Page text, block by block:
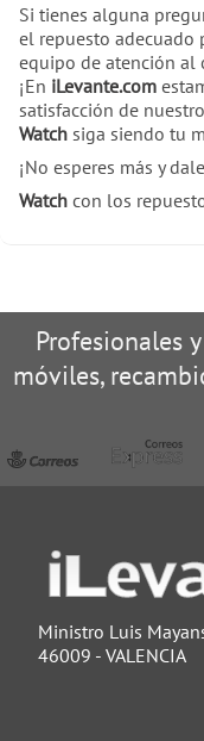
Si tienes alguna
el repuesto adecuado
equipo de atención al
¡En iLevante.com
satisfacción de
Watch siga siendo tu
¡No esperes más y
Watch con los
Profesionales
móviles,
Ministro Luis
46009 - VALENCIA